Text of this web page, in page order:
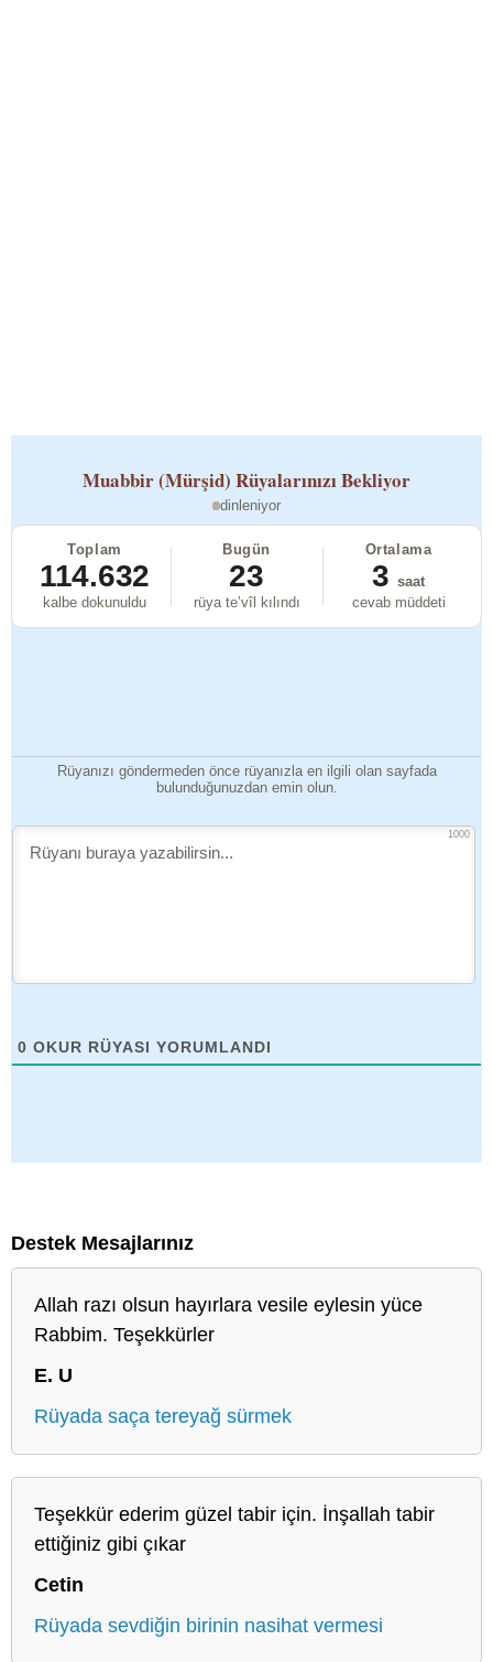
Muabbir (Mürşid) Rüyalarınızı Bekliyor
dinleniyor
Toplam
114.632
kalbe dokunuldu
Bugün
23
rüya te’vîl kılındı
Ortalama
3 saat
cevab müddeti
Rüyanızı göndermeden önce rüyanızla en ilgili olan sayfada
bulunduğunuzdan emin olun.
1000
0 OKUR RÜYASI YORUMLANDI
Destek Mesajlarınız
Allah razı olsun hayırlara vesile eylesin yüce
Rabbim. Teşekkürler
E. U
Rüyada saça tereyağ sürmek
Teşekkür ederim güzel tabir için. İnşallah tabir
ettiğiniz gibi çıkar
Cetin
Rüyada sevdiğin birinin nasihat vermesi